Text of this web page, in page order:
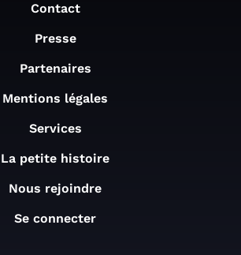
Contact
Presse
Partenaires
Mentions légales
Services
La petite histoire
Nous rejoindre
Se connecter